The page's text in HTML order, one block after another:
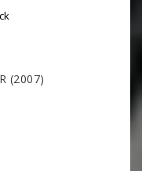
(2007)